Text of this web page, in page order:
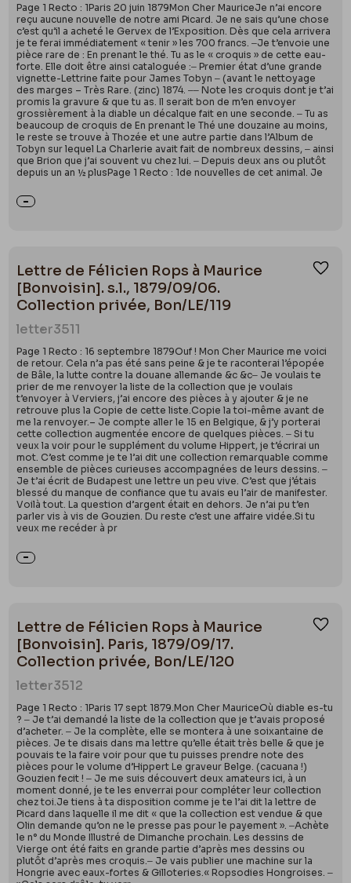
Page 1 Recto : 1Paris 20 juin 1879Mon Cher MauriceJe n’ai encore
reçu aucune nouvelle de notre ami Picard. Je ne sais qu’une chose
c’est qu’il a acheté le Gervex de l’Exposition. Dès que cela arrivera
je te ferai immédiatement « tenir » les 700 francs. ‒Je t’envoie une
pièce rare de : En prenant le thé. Tu as le « croquis » de cette eau-
forte. Elle doit être ainsi cataloguée :‒ Premier état d’une grande
vignette-Lettrine faite pour James Tobyn ‒ (avant le nettoyage
des marges – Très Rare. (zinc) 1874. ‒‒ Note les croquis dont je t’ai
promis la gravure & que tu as. Il serait bon de m’en envoyer
grossièrement à la diable un décalque fait en une seconde. ‒ Tu as
beaucoup de croquis de En prenant le Thé une douzaine au moins,
le reste se trouve à Thozée et une autre partie dans l’Album de
Tobyn sur lequel La Charlerie avait fait de nombreux dessins, ‒ ainsi
que Brion que j’ai souvent vu chez lui. ‒ Depuis deux ans ou plutôt
depuis un an ½ plusPage 1 Recto : 1de nouvelles de cet animal. Je
Lettre de Félicien Rops à Maurice
[Bonvoisin]. s.l., 1879/09/06.
Collection privée, Bon/LE/119
letter3511
Page 1 Recto : 16 septembre 1879Ouf ! Mon Cher Maurice me voici
de retour. Cela n’a pas été sans peine & je te raconterai l’épopée
de Bâle, la lutte contre la douane allemande &c &c‒ Je voulais te
prier de me renvoyer la liste de la collection que je voulais
t’envoyer à Verviers, j’ai encore des pièces à y ajouter & je ne
retrouve plus la Copie de cette liste.Copie la toi-même avant de
me la renvoyer.– Je compte aller le 15 en Belgique, & j’y porterai
cette collection augmentée encore de quelques pièces. ‒ Si tu
veux la voir pour le supplément du volume Hippert, je t’écrirai un
mot. C’est comme je te l’ai dit une collection remarquable comme
ensemble de pièces curieuses accompagnées de leurs dessins. ‒
Je t’ai écrit de Budapest une lettre un peu vive. C’est que j’étais
blessé du manque de confiance que tu avais eu l’air de manifester.
Voilà tout. La question d’argent était en dehors. Je n’ai pu t’en
parler vis à vis de Gouzien. Du reste c’est une affaire vidée.Si tu
veux me recéder à pr
Lettre de Félicien Rops à Maurice
[Bonvoisin]. Paris, 1879/09/17.
Collection privée, Bon/LE/120
letter3512
Page 1 Recto : 1Paris 17 sept 1879.Mon Cher MauriceOù diable es-tu
? ‒ Je t’ai demandé la liste de la collection que je t’avais proposé
d’acheter. ‒ Je la complète, elle se montera à une soixantaine de
pièces. Je te disais dans ma lettre qu’elle était très belle & que je
pouvais te la faire voir pour que tu puisses prendre note des
pièces pour le volume d’Hippert Le graveur Belge. (cacuana !)
Gouzien fecit ! ‒ Je me suis découvert deux amateurs ici, à un
moment donné, je te les enverrai pour compléter leur collection
chez toi.Je tiens à ta disposition comme je te l’ai dit la lettre de
Picard dans laquelle il me dit « que la collection est vendue & que
Olin demande qu’on ne le presse pas pour le payement ». ‒Achète
le n° du Monde Illustré de Dimanche prochain. Les dessins de
Vierge ont été faits en grande partie d’après mes dessins ou
plutôt d’après mes croquis.‒ Je vais publier une machine sur la
Hongrie avec eaux-fortes & Gilloteries.« Ropsodies Hongroises. ‒